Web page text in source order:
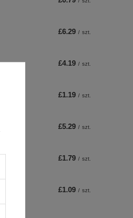
£6.29 / szt.
£4.19 / szt.
£1.19 / szt.
£5.29 / szt.
£1.79 / szt.
£1.09 / szt.